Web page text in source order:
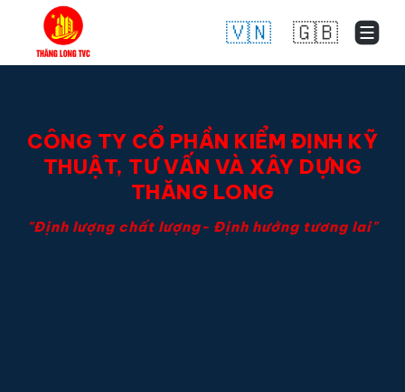
🇻🇳 🇬🇧
CÔNG TY CỔ PHẦN KIỂM ĐỊNH KỸ
THUẬT, TƯ VẤN VÀ XÂY DỰNG
THĂNG LONG
"Định lượng chất lượng- Định hướng tương lai"